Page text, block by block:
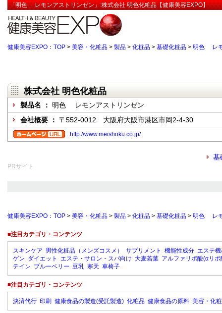
「明色 レモンアストリンゼン」:株式会社 明色化粧品【健康美容EXPO】
健康美容EXPO：TOP > 美容・化粧品 > 製品 > 化粧品 > 基礎化粧品 > 明色 レモ
株式会社 明色化粧品
製品名 ： 明色 レモンアストリンゼン
会社概要 ： 〒552-0012 大阪府大阪市港区市岡2-4-30
http://www.meishoku.co.jp/
基
PRサイト
健康美容EXPO：TOP > 美容・化粧品 > 製品 > 化粧品 > 基礎化粧品 > 明色 レモ
■注目カテゴリ・コンテンツ
スキンケア 男性化粧品（メンズコスメ） サプリメント 機能性成分 エステ
ゲン ダイエット エステ・サロン・スパ向け 大麦若葉 アルファリポ酸(αリポ
テイン ブルーベリー 豆乳 寒天 車椅子
■注目カテゴリ・コンテンツ
決済代行 印刷 健康食品の製造(受託製造) 化粧品 健康食品の原料 美容・化